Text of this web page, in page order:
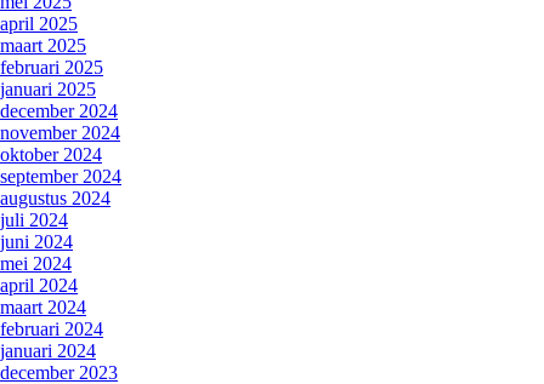
april 2025
maart 2025
februari 2025
januari 2025
december 2024
november 2024
oktober 2024
september 2024
augustus 2024
juli 2024
juni 2024
mei 2024
april 2024
maart 2024
februari 2024
januari 2024
december 2023